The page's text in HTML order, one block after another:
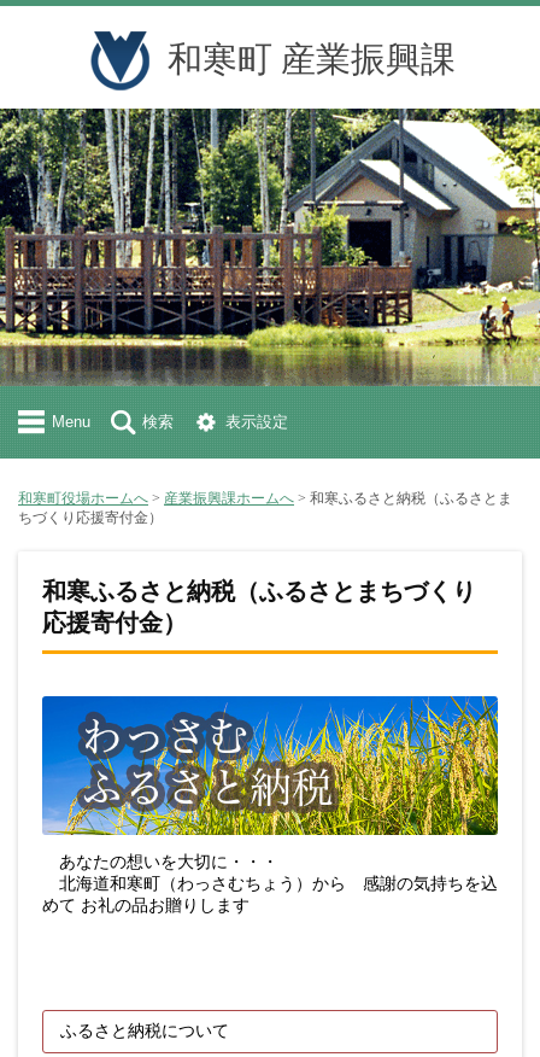
和寒町 産業振興課
Menu 検索 表示設定
和寒町役場ホームへ > 産業振興課ホームへ > 和寒ふるさと納税（ふるさとま
ちづくり応援寄付金）
和寒ふるさと納税（ふるさとまちづくり
応援寄付金）
あなたの想いを大切に・・・
北海道和寒町（わっさむちょう）から 感謝の気持ちを込
めて お礼の品お贈りします
ふるさと納税について